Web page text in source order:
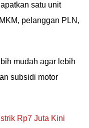
satu unit
pelanggan PLN,
mudah agar lebih
subsidi motor
Rp7 Juta Kini